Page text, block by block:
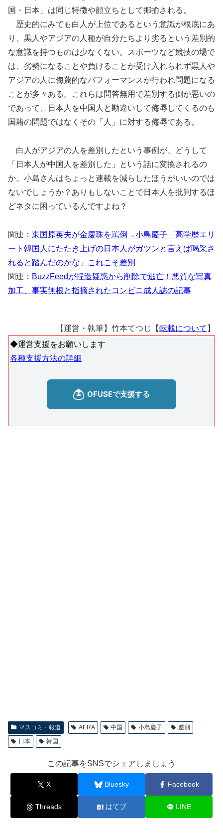
国・日本」は同じ特徴や顔立ちとして揶揄される。
歴史的にみても白人が上位であるという意識が根底にあ
り、黒人やアジアの人種が自分たちより劣るという差別的
な意識を持つものは少なくない。スポーツなど競技の場で
は、劣勢になることや負けることが受け入れられず黒人や
アジアの人に侮蔑的なパフォーマンスが行われ問題になる
ことが多々ある。これらは問答無用で差別する側が悪いの
であって、日本人を中国人と勘違いして侮辱してくるのも
国籍の問題ではなくその「人」に対する侮辱である。
白人がアジアの人を差別したという事例が、どうして
「日本人が中国人を差別した」という話に変換されるの
か。小島さんはちょっと連載を減らしたほうがいいのでは
ないでしょうか？ありもしないことで日本人を批判するほ
どネタに困っているんですよね？
関連： 東国原英夫が金慶珠を罵倒→小島慶子「高学歴エリ
ート韓国人にたたき上げの日本人がガツンと言えば喝采さ
れると踏んだのかな」これこそ差別
関連： BuzzFeedが捏造疑惑から削除で逃亡！悪質な写真
加工、事実無根と指摘されたコンビニ成人誌の記事
【運営・執筆】竹本てつじ【転載について 】
◆運営支援をお願いします
各種支援方法の詳細
マスコミ・報道 AERA 中国 小島慶子
差別
日本
韓国
この記事をSNSでシェアしましょう
X Bluesky Facebook
Threads はてブ LINE